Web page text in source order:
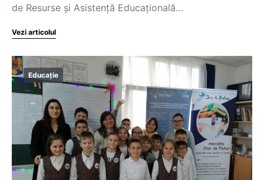
de Resurse și Asistență Educațională…
Vezi articolul
Educație